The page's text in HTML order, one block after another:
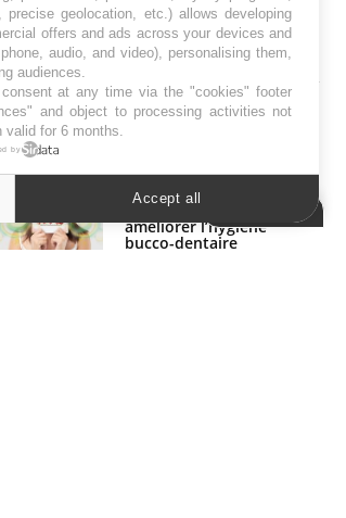
Douleurs de l’avant-pied :
Mauvaise haleine : il faut
améliorer l’hygiène
bucco-dentaire
precise geolocation, etc.) allows developing
offers and ads across your devices and
audio, and video), personalising them,
audiences.
at any time via the "cookies" footer
and object to processing activities not
valid for 6 months.
by
Accept all